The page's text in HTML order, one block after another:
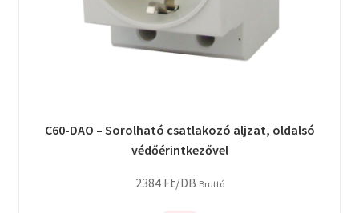
C60-DAO – Sorolható csatlakozó aljzat, oldalsó
védőérintkezővel
2384 Ft/DB Bruttó